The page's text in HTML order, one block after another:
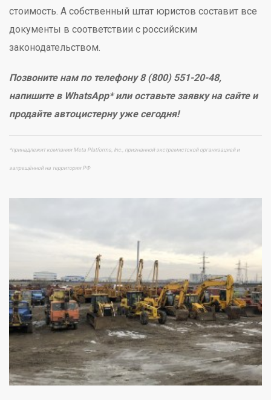
стоимость. А собственный штат юристов составит все
документы в соответствии с российским
законодательством.
Позвоните нам по телефону 8 (800) 551-20-48,
напишите в WhatsApp* или оставьте заявку на сайте и
продайте автоцистерну уже сегодня!
*принадлежит компании Meta Platforms, Inc., признанной экстремистской организацией и
запрещённой на территории РФ